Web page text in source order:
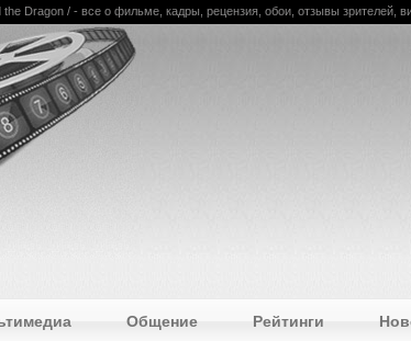
Dragon / - все о фильме, кадры, рецензия, обои, отзывы зрителей,
Общение Рейтинги